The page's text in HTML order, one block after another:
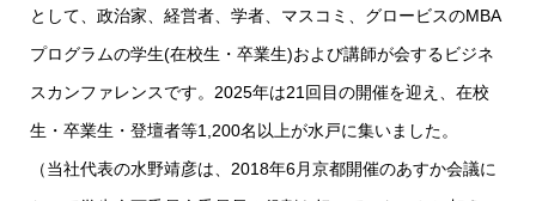
として、政治家、経営者、学者、マスコミ、グロービスのMBA
プログラムの学生(在校生・卒業生)および講師が会するビジネ
スカンファレンスです。2025年は21回目の開催を迎え、在校
生・卒業生・登壇者等1,200名以上が水戸に集いました。
（当社代表の水野靖彦は、2018年6月京都開催のあすか会議に